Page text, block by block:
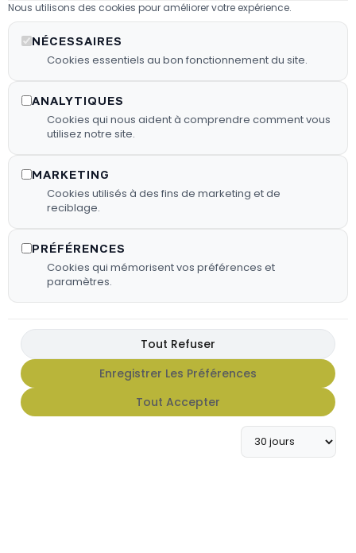
Les granulés de bois
Nous proposons des granulés de
combustion efficace.
En Savoir Plus
FX HOT SAUCE
Apportez du caractère à vos
grillades avec notre gamme de
sauces FX Hot Sauce.
Nous utilisons des cookies pour améliorer votre expérience.
NÉCESSAIRES
Cookies essentiels au bon fonctionnement du site.
ANALYTIQUES
Cookies qui nous aident à comprendre comment vous
utilisez notre site.
MARKETING
Cookies utilisés à des fins de marketing et de
reciblage.
PRÉFÉRENCES
Cookies qui mémorisent vos préférences et
paramètres.
Tout Refuser
Enregistrer Les Préférences
Tout Accepter